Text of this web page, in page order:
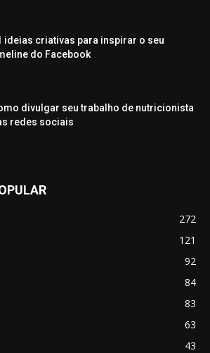
ideias criativas para inspirar o seu
do Facebook
divulgar seu trabalho de nutricionista
redes sociais
272
121
92
84
83
63
43